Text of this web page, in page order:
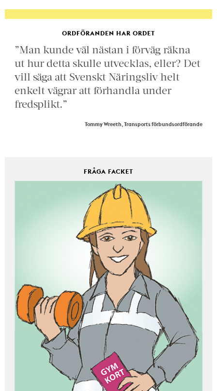
ORDFÖRANDEN HAR ORDET
”Man kunde väl nästan i förväg räkna
ut hur detta skulle utvecklas, eller? Det
vill säga att Svenskt Näringsliv helt
enkelt vägrar att förhandla under
fredsplikt.”
Tommy Wreeth, Transports förbundsordförande
FRÅGA FACKET